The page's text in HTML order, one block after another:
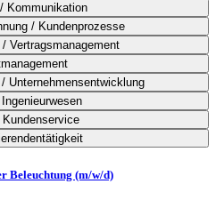
Kommunikation
/ Kundenprozesse
Vertragsmanagement
Unternehmensentwicklung
Beleuchtung (m/w/d)